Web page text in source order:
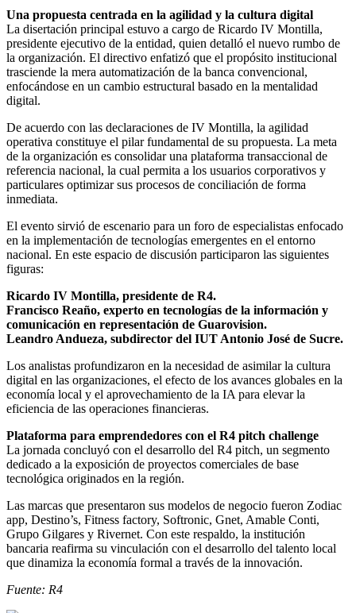
Una propuesta centrada en la agilidad y la cultura digital
La disertación principal estuvo a cargo de Ricardo IV Montilla,
presidente ejecutivo de la entidad, quien detalló el nuevo rumbo de
la organización. El directivo enfatizó que el propósito institucional
trasciende la mera automatización de la banca convencional,
enfocándose en un cambio estructural basado en la mentalidad
digital.
De acuerdo con las declaraciones de IV Montilla, la agilidad
operativa constituye el pilar fundamental de su propuesta. La meta
de la organización es consolidar una plataforma transaccional de
referencia nacional, la cual permita a los usuarios corporativos y
particulares optimizar sus procesos de conciliación de forma
inmediata.
El evento sirvió de escenario para un foro de especialistas enfocado
en la implementación de tecnologías emergentes en el entorno
nacional. En este espacio de discusión participaron las siguientes
figuras:
Ricardo IV Montilla, presidente de R4.
Francisco Reaño, experto en tecnologías de la información y
comunicación en representación de Guarovision.
Leandro Andueza, subdirector del IUT Antonio José de Sucre.
Los analistas profundizaron en la necesidad de asimilar la cultura
digital en las organizaciones, el efecto de los avances globales en la
economía local y el aprovechamiento de la IA para elevar la
eficiencia de las operaciones financieras.
Plataforma para emprendedores con el R4 pitch challenge
La jornada concluyó con el desarrollo del R4 pitch, un segmento
dedicado a la exposición de proyectos comerciales de base
tecnológica originados en la región.
Las marcas que presentaron sus modelos de negocio fueron Zodiac
app, Destino’s, Fitness factory, Softronic, Gnet, Amable Conti,
Grupo Gilgares y Rivernet. Con este respaldo, la institución
bancaria reafirma su vinculación con el desarrollo del talento local
que dinamiza la economía formal a través de la innovación.
Fuente: R4